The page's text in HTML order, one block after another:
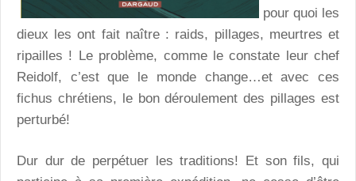
pour quoi les
dieux les ont fait naître : raids, pillages, meurtres et
ripailles ! Le problème, comme le constate leur chef
Reidolf, c’est que le monde change…et avec ces
fichus chrétiens, le bon déroulement des pillages est
perturbé!
Dur dur de perpétuer les traditions! Et son fils, qui